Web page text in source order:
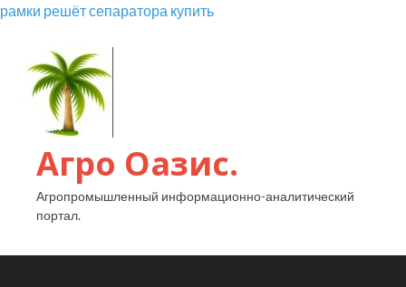
рамки решёт сепаратора купить
Агро Оазис.
Агропромышленный информационно-аналитический
портал.